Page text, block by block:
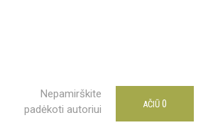
Nepamirškite
padėkoti autoriui
AČIŪ 0